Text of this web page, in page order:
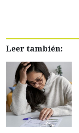
Leer también: